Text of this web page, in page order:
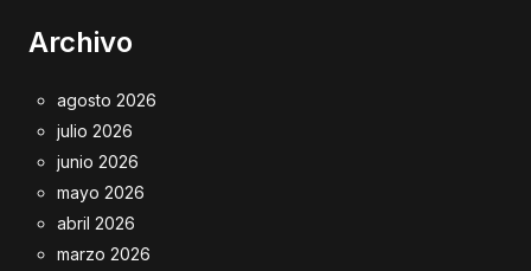
Archivo
agosto 2026
julio 2026
junio 2026
mayo 2026
abril 2026
marzo 2026